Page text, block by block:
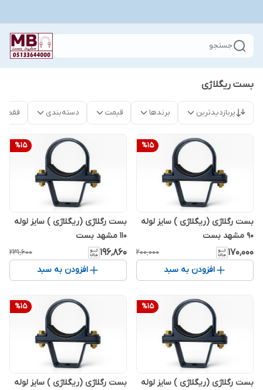
جستجو
بست ریگلاژی
پربازدیدترین برندها قیمت دسته‌بندی فقط
%15
بست رگلاژی (ریگلاژی ) سایز لوله
90 مشهد بست
۱۷۰٬۰۰۰ ۲۰۰٬۰۰۰
افزودن به سبد
%15
بست رگلاژی (ریگلاژی ) سایز لوله
110 مشهد بست
۱۹۶٬۸۶۰ ۲۳۱٬۶۰۰
افزودن به سبد
%15
بست رگلاژی (ریگلاژی ) سایز لوله
%15
بست رگلاژی (ریگلاژی ) سایز لوله